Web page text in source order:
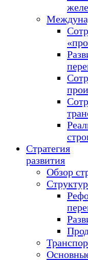
Стратегия
развития
Обзор